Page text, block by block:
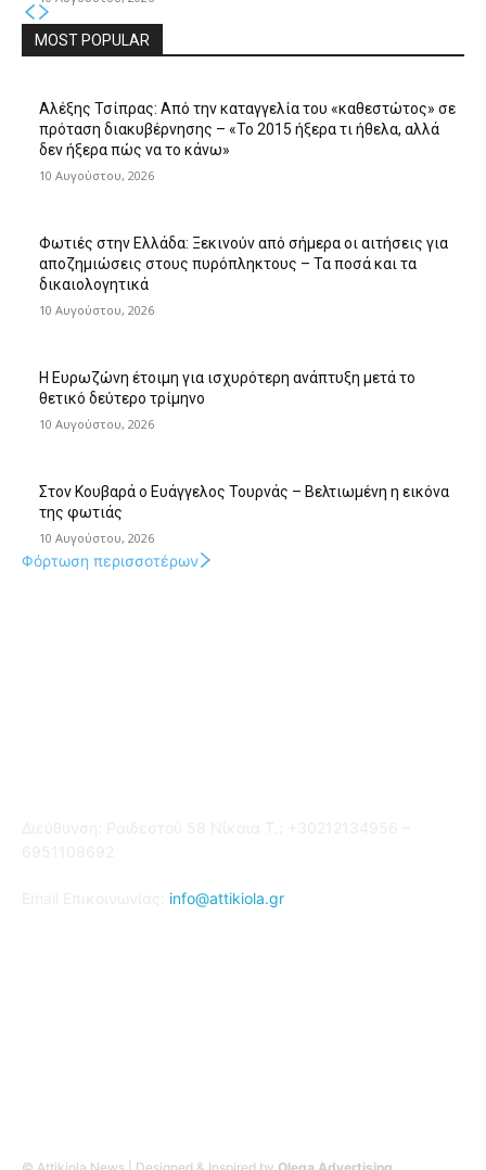
MOST POPULAR
Αλέξης Τσίπρας: Από την καταγγελία του «καθεστώτος» σε
πρόταση διακυβέρνησης – «Το 2015 ήξερα τι ήθελα, αλλά
δεν ήξερα πώς να το κάνω»
10 Αυγούστου, 2026
Φωτιές στην Ελλάδα: Ξεκινούν από σήμερα οι αιτήσεις για
αποζημιώσεις στους πυρόπληκτους – Τα ποσά και τα
δικαιολογητικά
10 Αυγούστου, 2026
Η Ευρωζώνη έτοιμη για ισχυρότερη ανάπτυξη μετά το
θετικό δεύτερο τρίμηνο
10 Αυγούστου, 2026
Στον Κουβαρά ο Ευάγγελος Τουρνάς – Βελτιωμένη η εικόνα
της φωτιάς
10 Αυγούστου, 2026
Φόρτωση περισσοτέρων
info@attikiola.gr